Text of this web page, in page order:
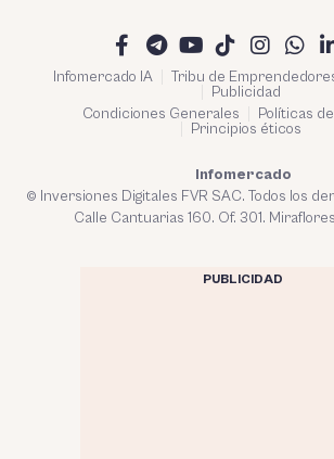
Infomercado IA Tribu de
Publicidad
Condiciones Generales
Políticas
Principios éticos
Infomercado
© Inversiones Digitales FVR SAC. Todos los
Calle Cantuarias 160. Of. 301.
PUBLICIDAD